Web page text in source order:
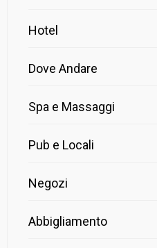
Hotel
Dove Andare
Spa e Massaggi
Pub e Locali
Negozi
Abbigliamento